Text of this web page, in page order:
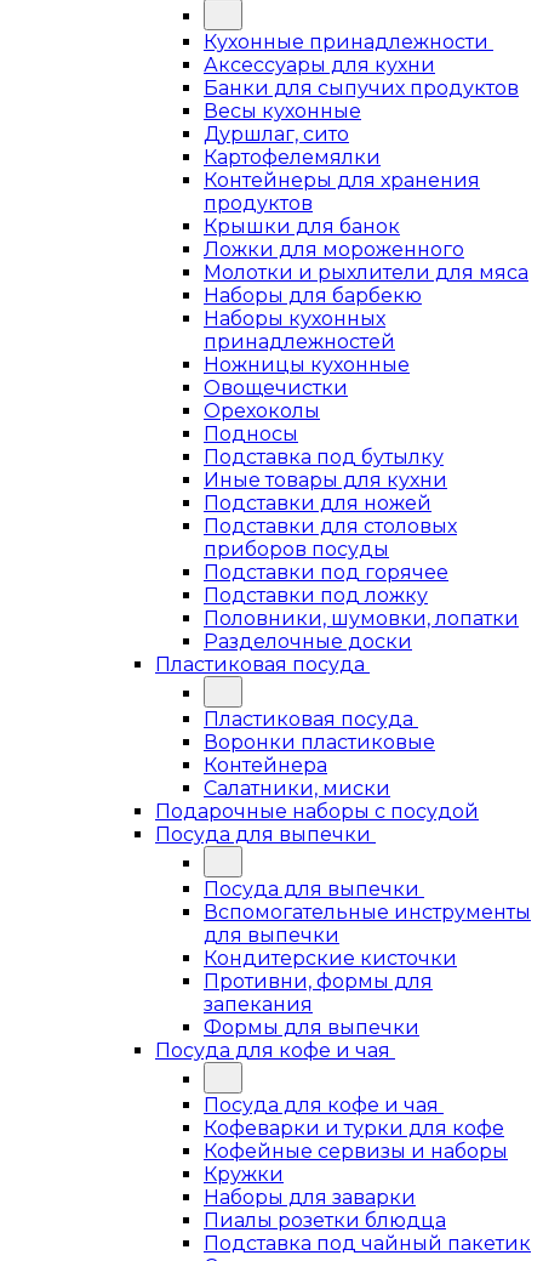
Кухонные принадлежности
Аксессуары для кухни
Банки для сыпучих продуктов
Весы кухонные
Дуршлаг, сито
Картофелемялки
Контейнеры для хранения
продуктов
Крышки для банок
Ложки для мороженного
Молотки и рыхлители для мяса
Наборы для барбекю
Наборы кухонных
принадлежностей
Ножницы кухонные
Овощечистки
Орехоколы
Подносы
Подставка под бутылку
Иные товары для кухни
Подставки для ножей
Подставки для столовых
приборов посуды
Подставки под горячее
Подставки под ложку
Половники, шумовки, лопатки
Разделочные доски
Пластиковая посуда
Пластиковая посуда
Воронки пластиковые
Контейнера
Салатники, миски
Подарочные наборы с посудой
Посуда для выпечки
Посуда для выпечки
Вспомогательные инструменты
для выпечки
Кондитерские кисточки
Противни, формы для
запекания
Формы для выпечки
Посуда для кофе и чая
Посуда для кофе и чая
Кофеварки и турки для кофе
Кофейные сервизы и наборы
Кружки
Наборы для заварки
Пиалы розетки блюдца
Подставка под чайный пакетик